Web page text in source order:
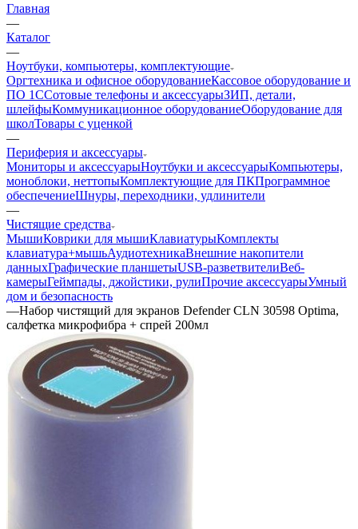
Главная
—
Каталог
—
Ноутбуки, компьютеры, комплектующие
Оргтехника и офисное оборудованиеКассовое оборудование и
ПО 1ССотовые телефоны и аксессуарыЗИП, детали,
шлейфыКоммуникационное оборудованиеОборудование для
школТовары с уценкой
—
Периферия и аксессуары
Мониторы и аксессуарыНоутбуки и аксессуарыКомпьютеры,
моноблоки, неттопыКомплектующие для ПКПрограммное
обеспечениеШнуры, переходники, удлинители
—
Чистящие средства
МышиКоврики для мышиКлавиатурыКомплекты
клавиатура+мышьАудиотехникаВнешние накопители
данныхГрафические планшетыUSB-разветвителиВеб-
камерыГеймпады, джойстики, рулиПрочие аксессуарыУмный
дом и безопасность
—Набор чистящий для экранов Defender CLN 30598 Optima,
салфетка микрофибра + спрей 200мл